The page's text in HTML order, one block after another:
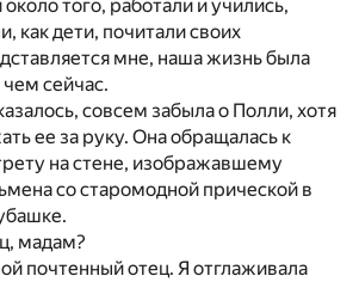
того, работали и учились,
как дети, почитали своих
мне, наша жизнь была
сейчас.
совсем забыла о Полли, хотя
ее за руку. Она обращалась к
на стене, изображавшему
со старомодной прической в
мадам?
почтенный отец. Я отглаживала